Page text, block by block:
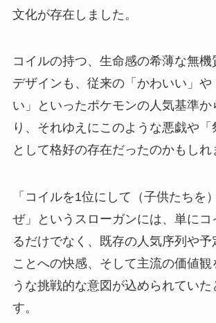
文化が存在しました。
コイルの持つ、生命感の希薄な無機
デザインも、従来の「かわいい」や
い」といったポケモンの人気基準か
り、それゆえにこのような悪戯や
として格好の存在だったのかもしれ
「コイルを1位にして（子供たちを
ぜ」というスローガンには、単にコ
るだけでなく、既存の人気序列や予
ことへの快感、そして主流の価値観
うな挑戦的な意図が込められていた
す。